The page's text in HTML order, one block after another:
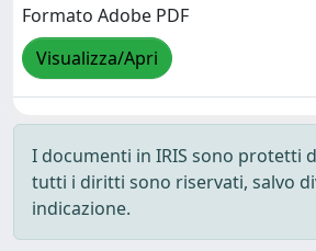
Formato Adobe PDF
Visualizza/Apri
I documenti in IRIS sono protetti
tutti i diritti sono riservati, salvo
indicazione.